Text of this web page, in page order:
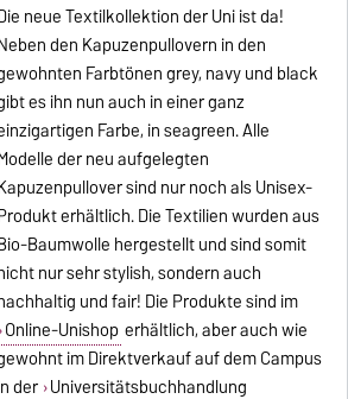
neue Textilkollektion der Uni ist da!
den Kapuzenpullovern in den
Farbtönen grey, navy und black
es ihn nun auch in einer ganz
Farbe, in seagreen. Alle
der neu aufgelegten
sind nur noch als Unisex-
erhältlich. Die Textilien wurden aus
Baumwolle hergestellt und sind somit
nur sehr stylish, sondern auch
und fair! Die Produkte sind im
Online-Unishop erhältlich, aber auch wie
im Direktverkauf auf dem Campus
der Universitätsbuchhandlung